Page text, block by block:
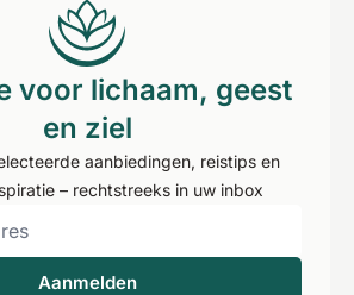
voor lichaam, geest
en ziel
aanbiedingen, reistips en
– rechtstreeks in uw inbox
Aanmelden